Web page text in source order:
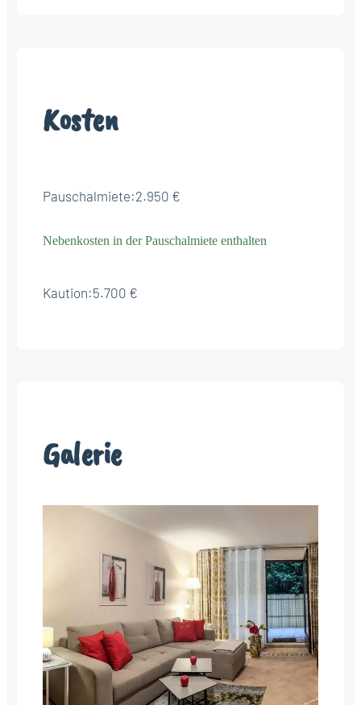
Kosten
Pauschalmiete:2.950 €
Nebenkosten in der Pauschalmiete enthalten
Kaution:5.700 €
Galerie